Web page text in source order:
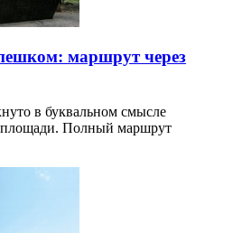
маршрут через
в буквальном смысле
Полный маршрут